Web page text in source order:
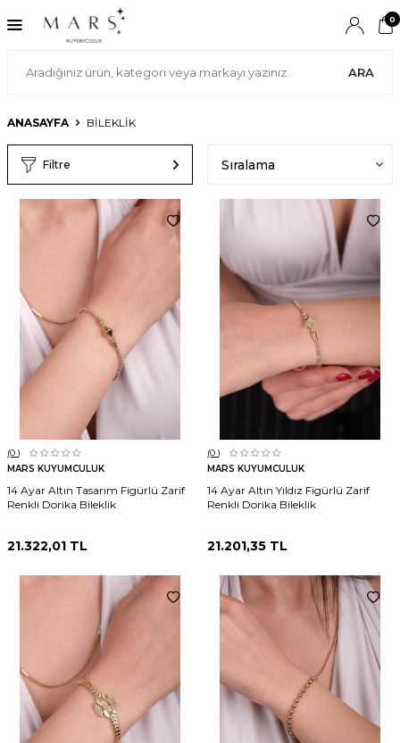
ARA
0
ANASAYFA BİLEKLİK
Filtre
(0 )
MARS KUYUMCULUK
14 Ayar Altın Tasarım Figürlü Zarif
Renkli Dorika Bileklik
21.322,01 TL
(0 )
MARS KUYUMCULUK
14 Ayar Altın Yıldız Figürlü Zarif
Renkli Dorika Bileklik
21.201,35 TL